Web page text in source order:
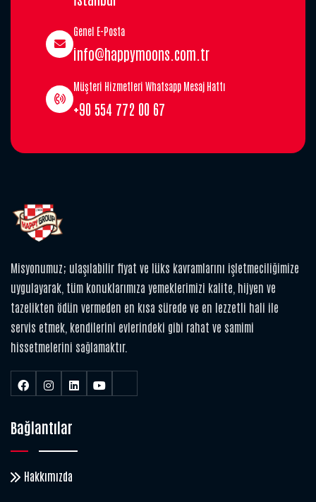
Genel E-Posta
info@happymoons.com.tr
Müşteri Hizmetleri Whatsapp Mesaj Hattı
+90 554 772 00 67
Misyonumuz; ulaşılabilir fiyat ve lüks kavramlarını işletmeciliğimize
uygulayarak, tüm konuklarımıza yemeklerimizi kalite, hijyen ve
tazelikten ödün vermeden en kısa sürede ve en lezzetli hali ile
servis etmek, kendilerini evlerindeki gibi rahat ve samimi
hissetmelerini sağlamaktır.
Bağlantılar
Hakkımızda